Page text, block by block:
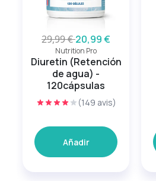
29,99 €20,99 €
Nutrition Pro
Diuretin (Retención
de agua) -
120cápsulas
(149 avis)
Añadir